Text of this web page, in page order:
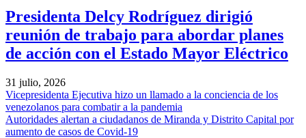
Presidenta Delcy Rodríguez dirigió
reunión de trabajo para abordar planes
de acción con el Estado Mayor Eléctrico
31 julio, 2026
Vicepresidenta Ejecutiva hizo un llamado a la conciencia de los
venezolanos para combatir a la pandemia
Autoridades alertan a ciudadanos de Miranda y Distrito Capital por
aumento de casos de Covid-19